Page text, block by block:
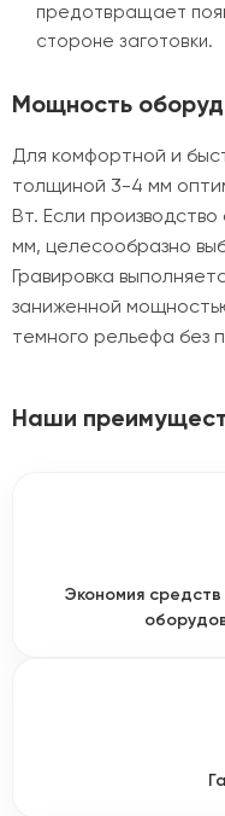
предотвращает
стороне заготовки.
Мощность
Для комфортной и
толщиной 3-4 мм
Вт. Если
мм, целесообразно
Гравировка
заниженной
темного рельефа без
Наши
Экономия